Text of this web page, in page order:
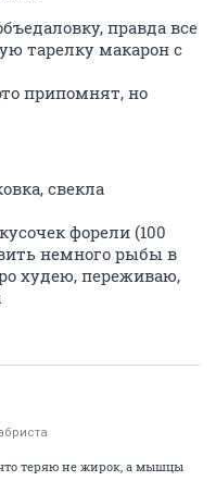
правда все
тарелку макарон с
припомнят, но
свекла
форели (100
немного рыбы в
худею, переживаю,
теряю не жирок, а мышцы